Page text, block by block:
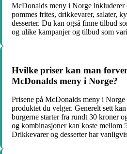
McDonalds meny i Norge inkluderer
pommes frites, drikkevarer, salater,
desserter. Du kan også finne tilbud
og ulike kampanjer og tilbud som
Hvilke priser kan man
McDonalds meny i Norge?
Prisene på McDonalds meny i
produktet du velger. Generelt sett
burgerne starter fra rundt 30 kroner
og kombinasjoner kan koste mellom
Drikkevarer og desserter har